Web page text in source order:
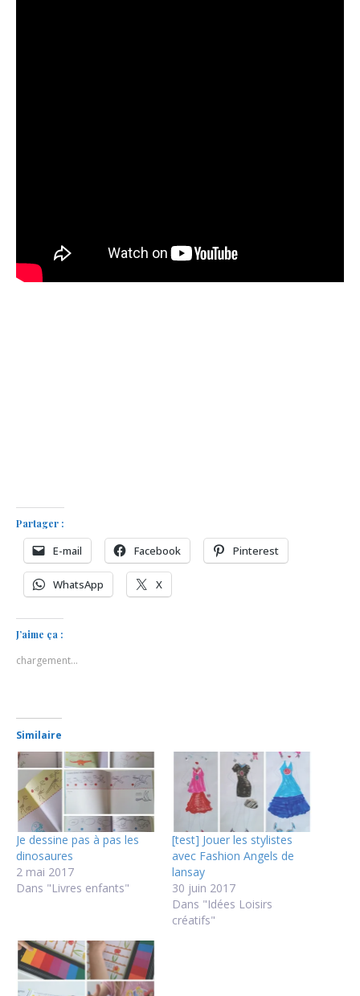
Partager :
E-mail Facebook Pinterest
WhatsApp X
J’aime ça :
chargement…
Similaire
Je dessine pas à pas les
dinosaures
2 mai 2017
Dans "Livres enfants"
[test] Jouer les stylistes
avec Fashion Angels de
lansay
30 juin 2017
Dans "Idées Loisirs
créatifs"